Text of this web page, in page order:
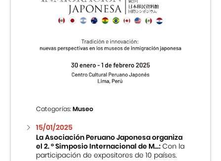
Categorías:Museo
15/01/2025
La Asociación Peruano Japonesa organiza
el 2. ° Simposio Internacional de M...:Con la
participación de expositores de 10 países.